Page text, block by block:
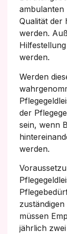
ambulanten
Qualität der
werden.
werden.
Werden
der
sein, wenn
werden.
müssen
jährlich